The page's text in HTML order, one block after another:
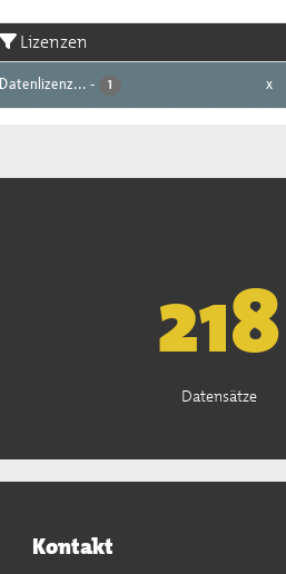
Lizenzen
Datenlizenz... - 1 x
221
Datensätze
Kontakt